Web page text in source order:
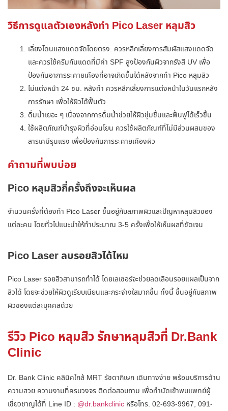
วิธีการดูแลตัวเองหลังทำ Pico Laser หลุมสิว
เลี่ยงโดนแสงแดดจัดโดยตรง: ควรหลีกเลี่ยงการสัมผัสแสงแดดจัด
และควรใช้ครีมกันแดดที่มีค่า SPF สูงป้องกันผิวจากรังสี UV เพื่อ
ป้องกันอาการระคายเคืองที่อาจเกิดขึ้นได้หลังจากทำ Pico หลุมสิว
ไม่แต่งหน้า 24 ชม. หลังทำ ควรหลีกเลี่ยงการแต่งหน้าในวันแรกหลัง
การรักษา เพื่อให้ผิวได้ฟื้นตัว
ดื่มน้ำเยอะ ๆ เนื่องจากการดื่มน้ำช่วยให้ผิวชุ่มชื้นและฟื้นฟูได้เร็วขึ้น
ใช้ผลิตภัณฑ์บำรุงผิวที่อ่อนโยน ควรใช้ผลิตภัณฑ์ที่ไม่มีส่วนผสมของ
สารเคมีรุนแรง เพื่อป้องกันการระคายเคืองผิว
คำถามที่พบบ่อย
Pico หลุมสิวกี่ครั้งถึงจะเห็นผล
จำนวนครั้งที่ต้องทำ Pico Laser ขึ้นอยู่กับสภาพผิวและปัญหาหลุมสิวของ
แต่ละคน โดยทั่วไปแนะนำให้ทำประมาณ 3-5 ครั้งเพื่อให้เห็นผลที่ชัดเจน
Pico Laser ลบรอยสิวได้ไหม
Pico Laser รอยสิวสามารถทำได้ โดยเลเซอร์จะช่วยลดเลือนรอยแผลเป็นจาก
สิวได้ โดยจะช่วยให้ผิวดูเรียบเนียนและกระจ่างใสมากขึ้น ทั้งนี้ ขึ้นอยู่กับสภาพ
ผิวของแต่ละบุคคลด้วย
รีวิว Pico หลุมสิว รักษาหลุมสิวที่ Dr.Bank
Clinic
Dr. Bank Clinic คลินิคใกล้ MRT รัชดาภิเษก เดินทางง่าย พร้อมบริการด้าน
ความสวย ความงามที่ครบวงจร ติดต่อสอบถาม เพื่อทำนัดเข้าพบแพทย์ผู้
เชี่ยวชาญได้ที่ Line ID : @dr.bankclinic หรือโทร. 02-693-9967, 091-